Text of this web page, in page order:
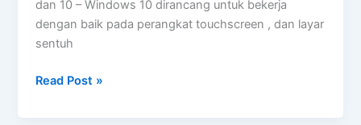
dan 10 – Windows 10 dirancang untuk bekerja
dengan baik pada perangkat touchscreen , dan layar
sentuh
Cara
Read Post »